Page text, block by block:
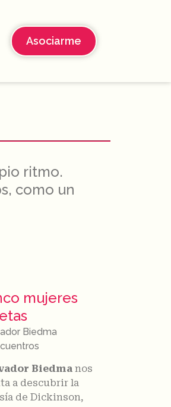
Asociarme
ritmo.
como un
mujeres
Biedma
Biedma nos
a descubrir la
de Dickinson,